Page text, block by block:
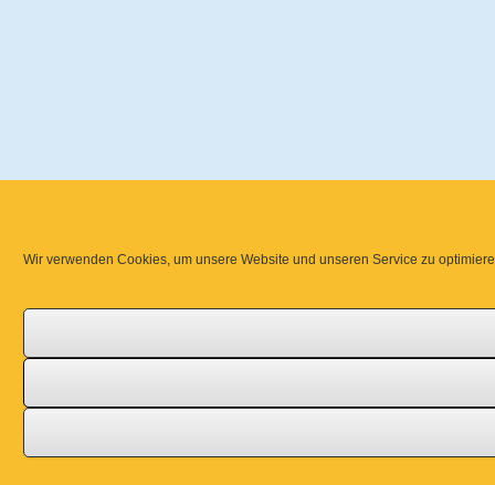
Wir verwenden Cookies, um unsere Website und unseren Service zu